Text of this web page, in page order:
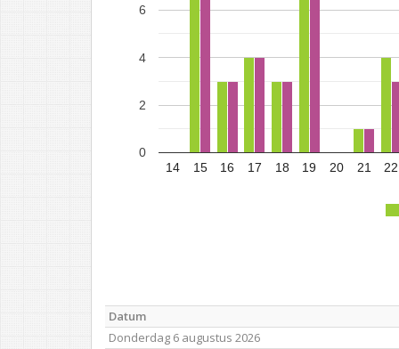
14 15 16 17 18 19 20 21 22
0
2
4
6
Datum
Donderdag 6 augustus 2026